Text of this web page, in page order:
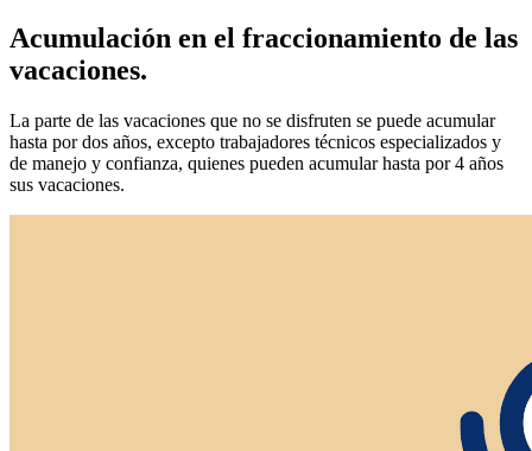
Acumulación en el fraccionamiento de las
vacaciones.
La parte de las vacaciones que no se disfruten se puede acumular
hasta por dos años, excepto trabajadores técnicos especializados y
de manejo y confianza, quienes pueden acumular hasta por 4 años
sus vacaciones.